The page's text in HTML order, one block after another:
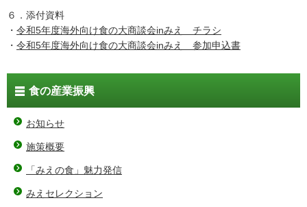
６．添付資料
・ 令和5年度海外向け食の大商談会inみえ チラシ
・ 令和5年度海外向け食の大商談会inみえ 参加申込書
食の産業振興
お知らせ
施策概要
「みえの食」魅力発信
みえセレクション